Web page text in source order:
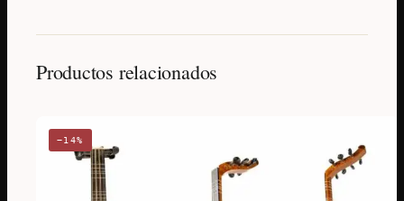
Productos relacionados
−14%